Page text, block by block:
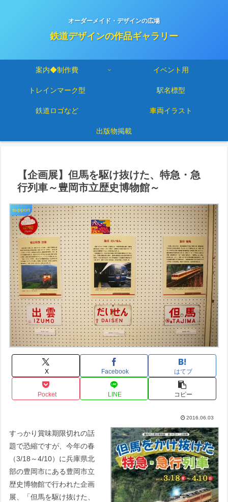
オーダーメイド・デザインの広場
鉄道デザインの作品ギャラリー
案内◆制作費 イベント用
トレインマーク型 駅名標型
鉄道ロゴなど 車両イラスト
出版物掲載
【企画展】但馬を駆け抜けた、特急・急
行列車～豊岡市立歴史博物館～
support
X Facebook はてブ
Pocket LINE コピー
2016.06.03
すっかり賞味期限切れの話
題で恐縮ですが、今年の春
（3/18～4/10）に兵庫県北
部の豊岡市にある豊岡市立
歴史博物館で行われた企画
展、「但馬を駆け抜けた、